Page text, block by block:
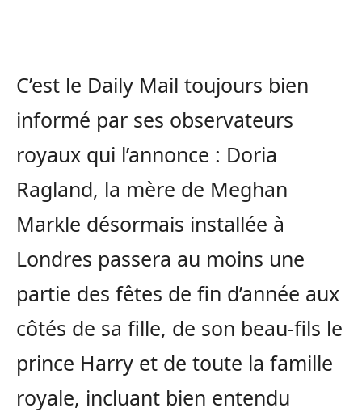
C’est le Daily Mail toujours bien
informé par ses observateurs
royaux qui l’annonce : Doria
Ragland, la mère de Meghan
Markle désormais installée à
Londres passera au moins une
partie des fêtes de fin d’année aux
côtés de sa fille, de son beau-fils le
prince Harry et de toute la famille
royale, incluant bien entendu